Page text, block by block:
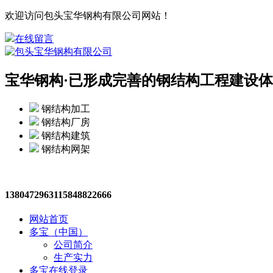
欢迎访问包头宝华钢构有限公司网站！
在线留言
宝华钢构·已形成完善的钢结构工程建设
钢结构加工
钢结构厂房
钢结构建筑
钢结构网架
1380472963115848822666
网站首页
多宝（中国）
公司简介
生产实力
多宝在线登录